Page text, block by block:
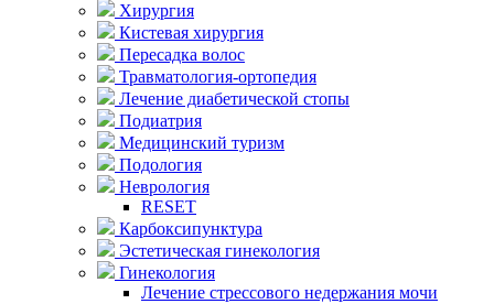
Хирургия
Кистевая хирургия
Пересадка волос
Травматология-ортопедия
Лечение диабетической стопы
Подиатрия
Медицинский туризм
Подология
Неврология
RESET
Карбоксипунктура
Эстетическая гинекология
Гинекология
Лечение стрессового недержания мочи